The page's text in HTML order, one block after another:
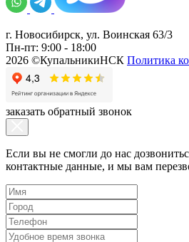
г. Новосибирск, ул. Воинская 63/3
Пн-пт: 9:00 - 18:00
2026 ©КупальникиНСК Политика
заказать обратный звонок
Если вы не смогли до нас
контактные данные, и мы вам